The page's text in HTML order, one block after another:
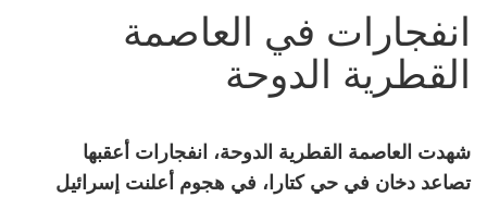
انفجارات في العاصمة
القطرية الدوحة
شهدت العاصمة القطرية الدوحة، انفجارات أعقبها
تصاعد دخان في حي كتارا، في هجوم أعلنت إسرائيل